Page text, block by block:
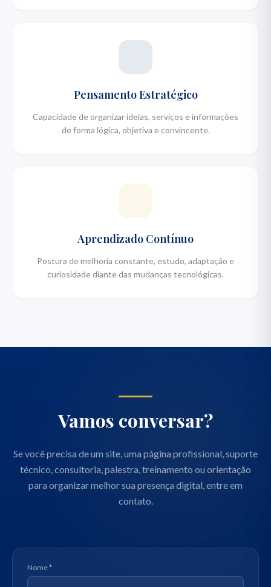
Pensamento Estratégico
Capacidade de organizar ideias, serviços e informações
de forma lógica, objetiva e convincente.
Aprendizado Contínuo
Postura de melhoria constante, estudo, adaptação e
curiosidade diante das mudanças tecnológicas.
Vamos conversar?
Se você precisa de um site, uma página profissional, suporte
técnico, consultoria, palestra, treinamento ou orientação
para organizar melhor sua presença digital, entre em
contato.
Nome *